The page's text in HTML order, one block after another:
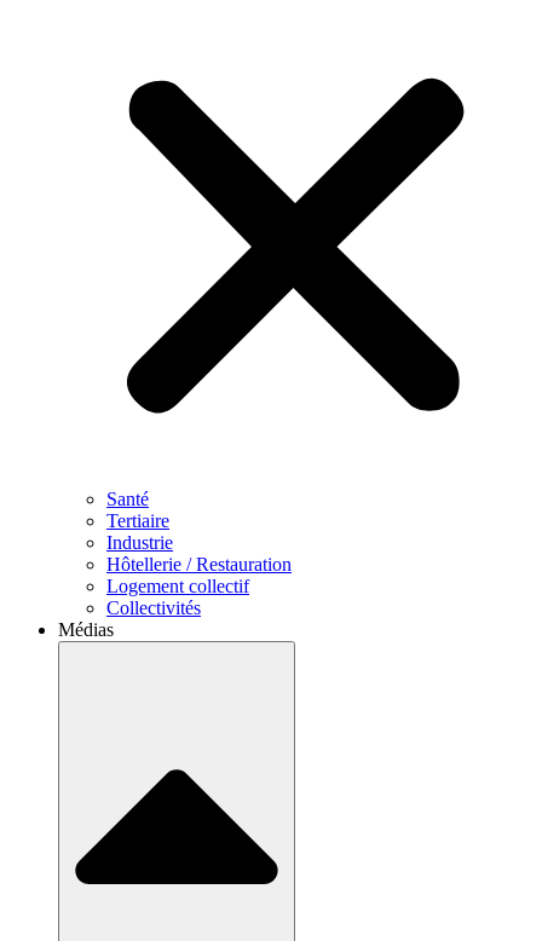
Santé
Tertiaire
Industrie
Hôtellerie / Restauration
Logement collectif
Collectivités
Médias